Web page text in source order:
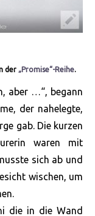
der „Promise“-Reihe.
aber …“, begann
der nahelegte,
gab. Die kurzen
waren mit
sich ab und
wischen, um
die in die Wand